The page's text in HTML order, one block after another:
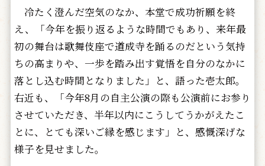
冷たく澄んだ空気のなか、本堂で成功祈願を終
え、「今年を振り返るような時間でもあり、来年最
初の舞台は歌舞伎座で道成寺を踊るのだという気持
ちの高まりや、一歩を踏み出す覚悟を自分のなかに
落とし込む時間となりました」と、語った壱太郎。
右近も、「今年8月の自主公演の際も公演前にお参り
させていただき、半年以内にこうしてうかがえたこ
とに、とても深いご縁を感じます」と、感慨深げな
様子を見せました。